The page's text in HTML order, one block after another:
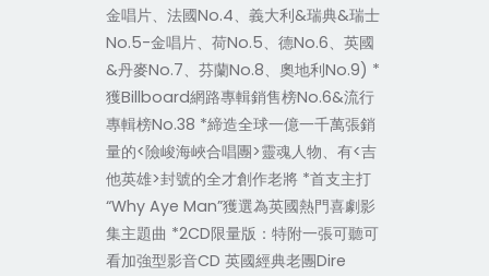
金唱片、法國No.4、義大利&瑞典&瑞士
No.5-金唱片、荷No.5、德No.6、英國
&丹麥No.7、芬蘭No.8、奧地利No.9) *
獲Billboard網路專輯銷售榜No.6&流行
專輯榜No.38 *締造全球一億一千萬張銷
量的<險峻海峽合唱團>靈魂人物、有<吉
他英雄>封號的全才創作老將 *首支主打
“Why Aye Man”獲選為英國熱門喜劇影
集主題曲 *2CD限量版：特附一張可聽可
看加強型影音CD 英國經典老團Dire